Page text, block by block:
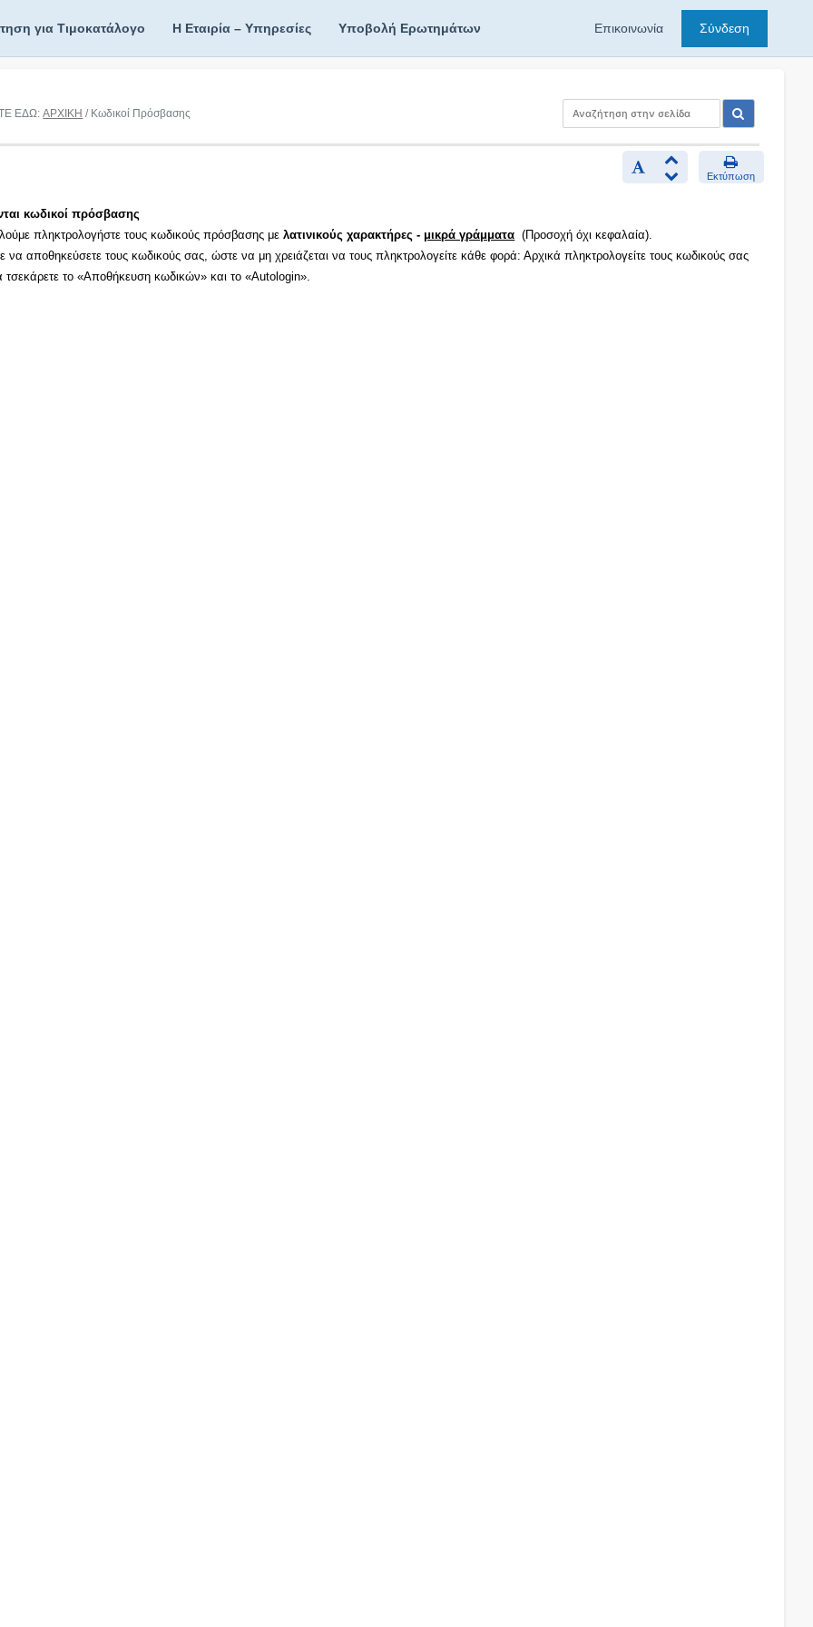
για Τιμοκατάλογο Η Εταιρία – Υπηρεσίες Υποβολή Ερωτημάτων Επικοινωνία Σύνδεση
ΕΔΩ:ΑΡΧΙΚΗ / Κωδικοί Πρόσβασης
Εκτύπωση
κωδικοί πρόσβασης
πληκτρολογήστε τους κωδικούς πρόσβασης μελατινικούς χαρακτήρες - μικρά γράμματα (Προσοχή όχι κεφαλαία).
να αποθηκεύσετε τους κωδικούς σας, ώστε να μη χρειάζεται να τους πληκτρολογείτε κάθε φορά: Αρχικά πληκτρολογείτε τους κωδικούς σας
τσεκάρετε το «Αποθήκευση κωδικών» και το «Autologin».